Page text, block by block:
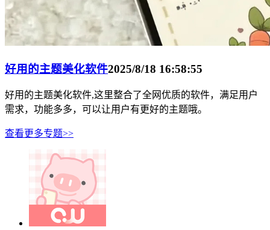
好用的主题美化软件2025/8/18 16:58:55
好用的主题美化软件,这里整合了全网优质的软件，满足用户
需求，功能多多，可以让用户有更好的主题哦。
查看更多专题>>